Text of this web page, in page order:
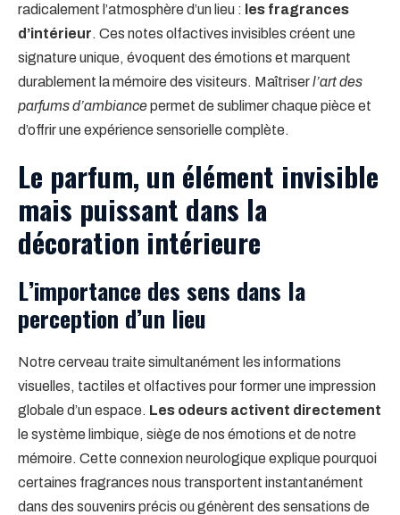
radicalement l’atmosphère d’un lieu : les fragrances
d’intérieur. Ces notes olfactives invisibles créent une
signature unique, évoquent des émotions et marquent
durablement la mémoire des visiteurs. Maîtriserl’art des
parfums d’ambiancepermet de sublimer chaque pièce et
d’offrir une expérience sensorielle complète.
Le parfum, un élément invisible
mais puissant dans la
décoration intérieure
L’importance des sens dans la
perception d’un lieu
Notre cerveau traite simultanément les informations
visuelles, tactiles et olfactives pour former une impression
globale d’un espace. Les odeurs activent directement
le système limbique, siège de nos émotions et de notre
mémoire. Cette connexion neurologique explique pourquoi
certaines fragrances nous transportent instantanément
dans des souvenirs précis ou génèrent des sensations de